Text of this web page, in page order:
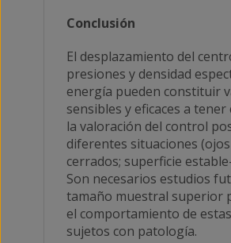
Conclusión
El desplazamiento del
presiones y densidad
energía pueden constituir
sensibles y eficaces a
la valoración del control
diferentes situaciones
cerrados; superficie
Son necesarios estudios
tamaño muestral superior
el comportamiento de
sujetos con patología.